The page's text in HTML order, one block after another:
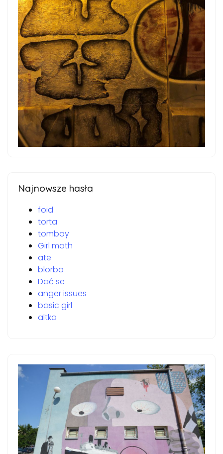
Najnowsze hasła
foid
torta
tomboy
Girl math
ate
blorbo
Dać se
anger issues
basic girl
altka